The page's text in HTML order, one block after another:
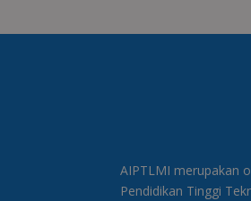
AIPTLMI merupakan
Pendidikan Tinggi